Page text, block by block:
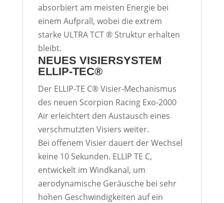
absorbiert am meisten Energie bei
einem Aufprall, wobei die extrem
starke ULTRATCT® Struktur erhalten
bleibt.
NEUES VISIERSYSTEM
ELLIP-TEC®
Der ELLIP-TE C® Visier-Mechanismus
des neuen Scorpion Racing Exo-2000
Air erleichtert den Austausch eines
verschmutzten Visiers weiter.
Bei offenem Visier dauert der Wechsel
keine 10 Sekunden. ELLIP TE C,
entwickelt im Windkanal, um
aerodynamische Geräusche bei sehr
hohen Geschwindigkeiten auf ein